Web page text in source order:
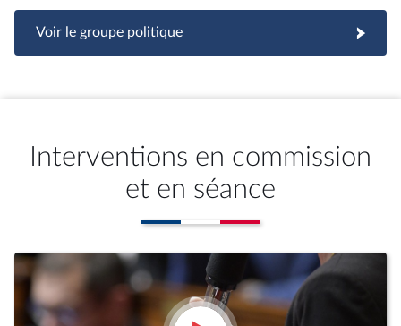
Voir le groupe politique
Interventions en commission
et en séance